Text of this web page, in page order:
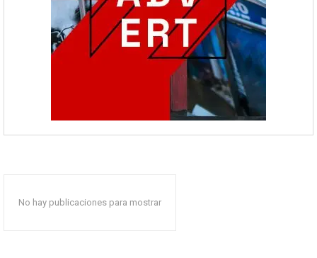
No hay publicaciones para mostrar